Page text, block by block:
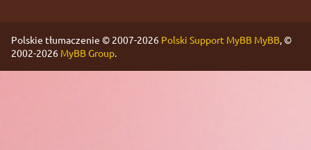
Polskie tłumaczenie © 2007-2026 Polski Support MyBB MyBB, ©
2002-2026 MyBB Group.